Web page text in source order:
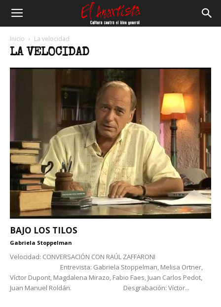
Anartista
Inicio La velocidad
LA VELOCIDAD
BAJO LOS TILOS
Gabriela Stoppelman
Velocidad: CONVERSACIÓN CON RAÚL ZAFFARONI
Entrevista: Gabriela Stoppelman, Melisa Ortner,
Víctor Dupont, Magdalena Mirazo, Fabio Faes, Juan Carlos Pedot,
Juan Manuel Roldán. Desgrabación: Víctor...